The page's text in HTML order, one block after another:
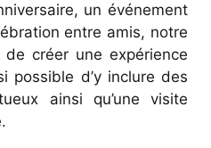
un événement
entre amis, notre
créer une expérience
possible d’y inclure des
ainsi qu’une visite